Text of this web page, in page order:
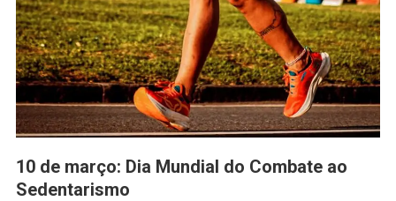
10 de março: Dia Mundial do Combate ao
Sedentarismo